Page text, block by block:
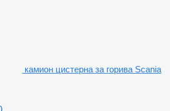
камион цистерна за горива Scania